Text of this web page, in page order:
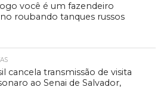
você é um fazendeiro
roubando tanques russos
cancela transmissão de visita
ao Senai de Salvador,